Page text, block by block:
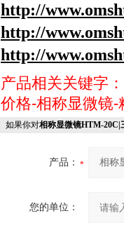
http://www.
http://www.
http://www.
产品相关关键字
价格-相称显微镜-
如果你对相称显微镜HTM-20C|
产品：
您的单位：